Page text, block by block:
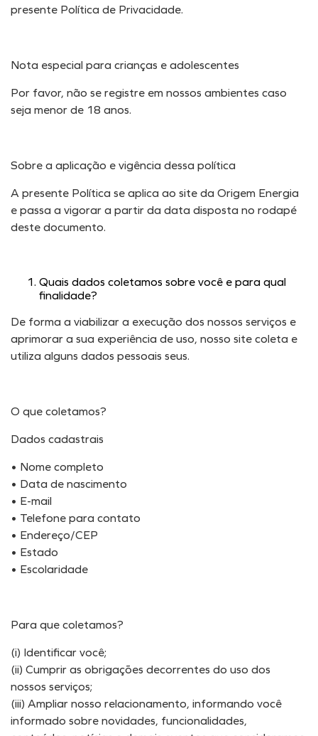
presente Política de Privacidade.
Nota especial para crianças e adolescentes
Por favor, não se registre em nossos ambientes caso
seja menor de 18 anos.
Sobre a aplicação e vigência dessa política
A presente Política se aplica ao site da Origem Energia
e passa a vigorar a partir da data disposta no rodapé
deste documento.
Quais dados coletamos sobre você e para qual
finalidade?
De forma a viabilizar a execução dos nossos serviços e
aprimorar a sua experiência de uso, nosso site coleta e
utiliza alguns dados pessoais seus.
O que coletamos?
Dados cadastrais
• Nome completo
• Data de nascimento
• E-mail
• Telefone para contato
• Endereço/CEP
• Estado
• Escolaridade
Para que coletamos?
(i) Identificar você;
(ii) Cumprir as obrigações decorrentes do uso dos
nossos serviços;
(iii) Ampliar nosso relacionamento, informando você
informado sobre novidades, funcionalidades,